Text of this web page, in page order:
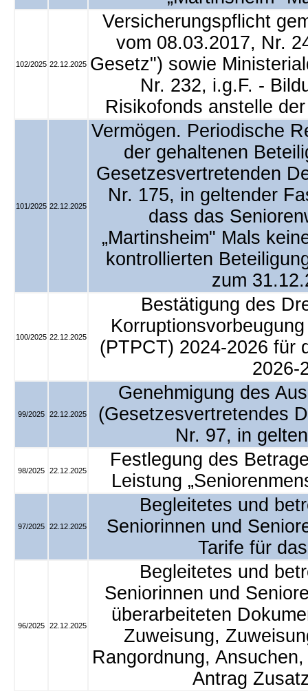
102/2025 22.12.2025
Versicherungspflicht
vom 08.03.2017, Nr.
Gesetz") sowie
Nr. 232, i.g.F. -
Risikofonds anstelle
101/2025 22.12.2025
Vermögen. Periodische
der gehaltenen
Gesetzesvertretenden
Nr. 175, in geltender
dass das
„Martinsheim" Mals
kontrollierten
zum
100/2025 22.12.2025
Bestätigung des
(PTPCT) 2024-2026 für
2026-
99/2025 22.12.2025
Genehmigung des
(Gesetzesvertretendes
Nr. 97, in
98/2025 22.12.2025
Festlegung des
Leistung
97/2025 22.12.2025
Begleitetes und
Seniorinnen und
Tarife für
96/2025 22.12.2025
Begleitetes und
Seniorinnen und
überarbeiteten
Zuweisung,
Rangordnung,
Antrag